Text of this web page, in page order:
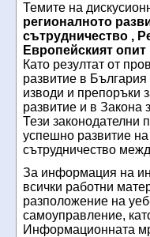
Темите на
регионалното
сътрудничество ,
Европейският
Като резултат от
развитие в
изводи и препоръки
развитие и в
Тези законодателни
успешно развитие на
сътрудничество
За информация на
всички работни
разположение на
самоуправление,
Информационната